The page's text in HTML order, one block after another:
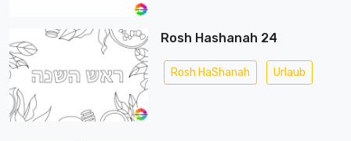
Rosh Hashanah 24
Rosh HaShanah Urlaub